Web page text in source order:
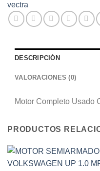
vectra
DESCRIPCIÓN
VALORACIONES (0)
Motor Completo Usado
PRODUCTOS